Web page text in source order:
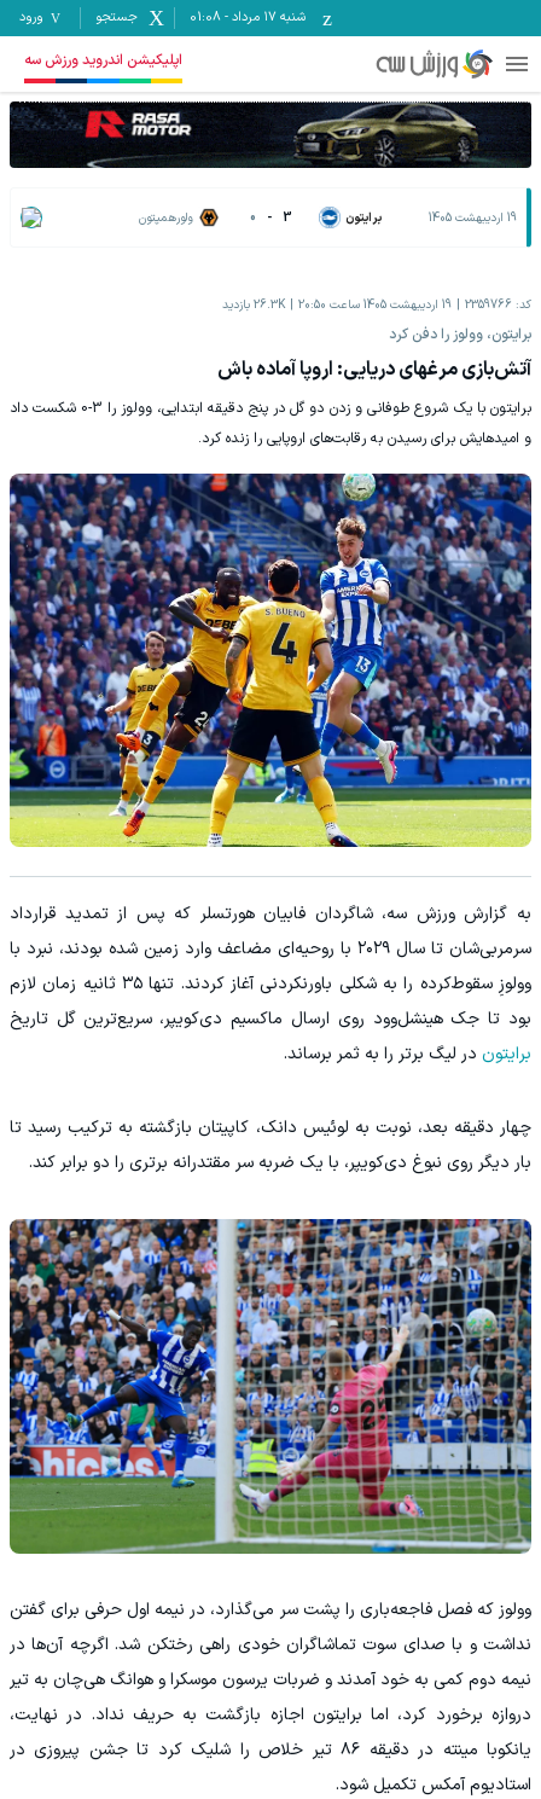
شنبه ۱۷ مرداد -
01:08 جستجو ورود
اپلیکیشن اندروید ورزش سه
19 اردیبهشت 1405 برایتون 3
-
0 ولورهمپتون
کد: 2359766 19 اردیبهشت 1405 ساعت 20:50 26.3K بازدید
برایتون، وولوز را دفن کرد
آتش‌بازی مرغهای دریایی: اروپا آماده باش
برایتون با یک شروع طوفانی و زدن دو گل در پنج دقیقه ابتدایی، وولوز را 3-0 شکست داد
و امیدهایش برای رسیدن به رقابت‌های اروپایی را زنده کرد.
به گزارش ورزش سه، شاگردان فابیان هورتسلر که پس از تمدید قرارداد
سرمربی‌شان تا سال ۲۰۲۹ با روحیه‌ای مضاعف وارد زمین شده بودند، نبرد با
وولوزِ سقوط‌کرده را به شکلی باورنکردنی آغاز کردند. تنها ۳۵ ثانیه زمان لازم
بود تا جک هینشل‌وود روی ارسال ماکسیم دی‌کویپر، سریع‌ترین گل تاریخ
برایتون در لیگ برتر را به ثمر برساند.
چهار دقیقه بعد، نوبت به لوئیس دانک، کاپیتان بازگشته به ترکیب رسید تا
بار دیگر روی نبوغ دی‌کویپر، با یک ضربه سر مقتدرانه برتری را دو برابر کند.
وولوز که فصل فاجعه‌باری را پشت سر می‌گذارد، در نیمه اول حرفی برای گفتن
نداشت و با صدای سوت تماشاگران خودی راهی رختکن شد. اگرچه آن‌ها در
نیمه دوم کمی به خود آمدند و ضربات یرسون موسکرا و هوانگ هی‌چان به تیر
دروازه برخورد کرد، اما برایتون اجازه بازگشت به حریف نداد. در نهایت،
یانکوبا مینته در دقیقه ۸۶ تیر خلاص را شلیک کرد تا جشن پیروزی در
استادیوم آمکس تکمیل شود.